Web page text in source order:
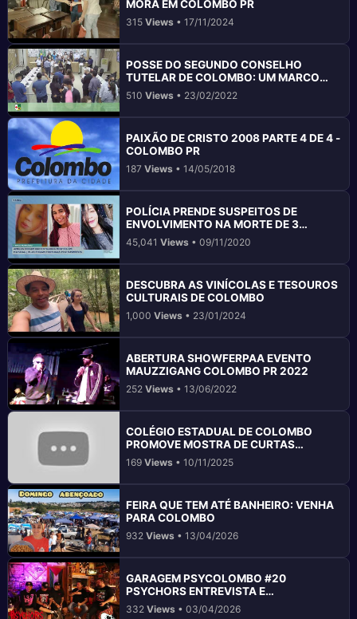
MORA EM COLOMBO PR
315Views • 17/11/2024
POSSE DO SEGUNDO CONSELHO
TUTELAR DE COLOMBO: UM MARCO
IMPORTANTE
510Views • 23/02/2022
PAIXÃO DE CRISTO 2008 PARTE 4 DE 4 -
COLOMBO PR
187Views • 14/05/2018
POLÍCIA PRENDE SUSPEITOS DE
ENVOLVIMENTO NA MORTE DE 3
JOVENS EM COLOMBO
45,041Views • 09/11/2020
DESCUBRA AS VINÍCOLAS E TESOUROS
CULTURAIS DE COLOMBO
1,000Views • 23/01/2024
ABERTURA SHOWFERPAA EVENTO
MAUZZIGANG COLOMBO PR 2022
252Views • 13/06/2022
COLÉGIO ESTADUAL DE COLOMBO
PROMOVE MOSTRA DE CURTAS
METRAGENS
169Views • 10/11/2025
FEIRA QUE TEM ATÉ BANHEIRO: VENHA
PARA COLOMBO
932Views • 13/04/2026
GARAGEM PSYCOLOMBO #20
PSYCHORS ENTREVISTA E
APRESENTAÇÃO AO VIVO
332Views • 03/04/2026